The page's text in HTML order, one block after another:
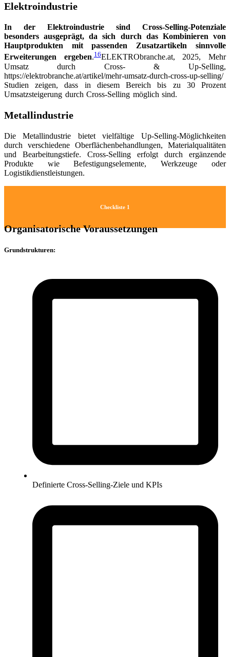
Elektroindustrie
In der Elektroindustrie sind Cross-Selling-Potenziale
besonders ausgeprägt, da sich durch das Kombinieren von
Hauptprodukten mit passenden Zusatzartikeln sinnvolle
Erweiterungen ergeben.16ELEKTRObranche.at, 2025, Mehr
Umsatz durch Cross- & Up-Selling,
https://elektrobranche.at/artikel/mehr-umsatz-durch-cross-up-selling/
Studien zeigen, dass in diesem Bereich bis zu 30 Prozent
Umsatzsteigerung durch Cross-Selling möglich sind.
Metallindustrie
Die Metallindustrie bietet vielfältige Up-Selling-Möglichkeiten
durch verschiedene Oberflächenbehandlungen, Materialqualitäten
und Bearbeitungstiefe. Cross-Selling erfolgt durch ergänzende
Produkte wie Befestigungselemente, Werkzeuge oder
Logistikdienstleistungen.
Checkliste 1
Organisatorische Voraussetzungen
Grundstrukturen:
Definierte Cross-Selling-Ziele und KPIs